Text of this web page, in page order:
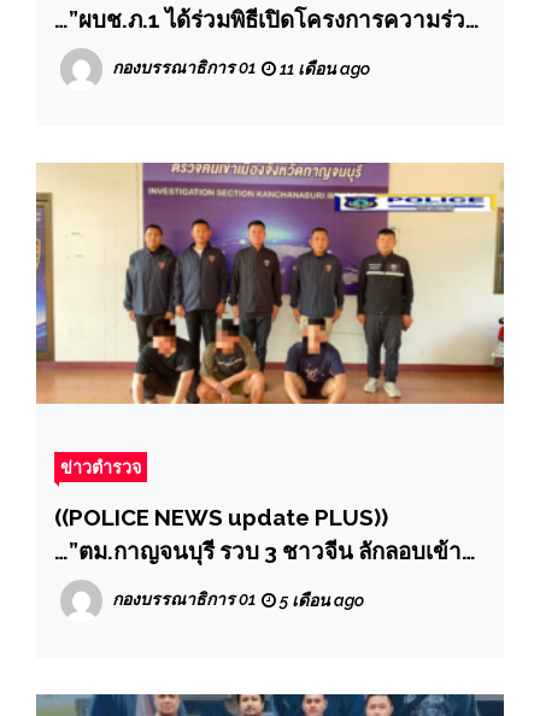
…”ผบช.ภ.1 ได้ร่วมพิธีเปิดโครงการความร่วม
มือด้านการสืบสวนสอบสวนเพื่อเพิ่ม
ประสิทธิภาพเจ้าหน้าที่ผู้ปฏิบัติงานด้านงาน
CONNECT
กองบรรณาธิการ 01 11 เดือน ago
ข่าวตำรวจ
((POLICE NEWS update PLUS))
…”ตม.กาญจนบุรี รวบ 3 ชาวจีน ลักลอบเข้า
เมืองผิดกฎหมาย ซ่อนตัวรีสอร์ทกลางเมือง
กองบรรณาธิการ 01 5 เดือน ago